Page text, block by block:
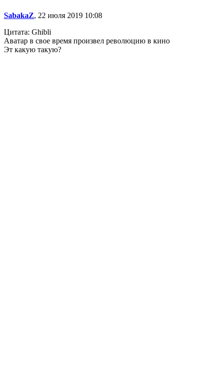
SabakaZ, 22 июля 2019 10:08
Цитата: Ghibli
Аватар в свое время произвел революцию в кино
Эт какую такую?